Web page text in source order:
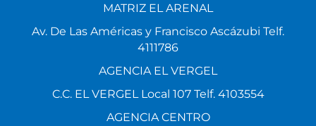
MATRIZ EL ARENAL
Av. De Las Américas y Francisco Ascázubi Telf.
4111786
AGENCIA EL VERGEL
C.C. EL VERGEL Local 107 Telf. 4103554
AGENCIA CENTRO